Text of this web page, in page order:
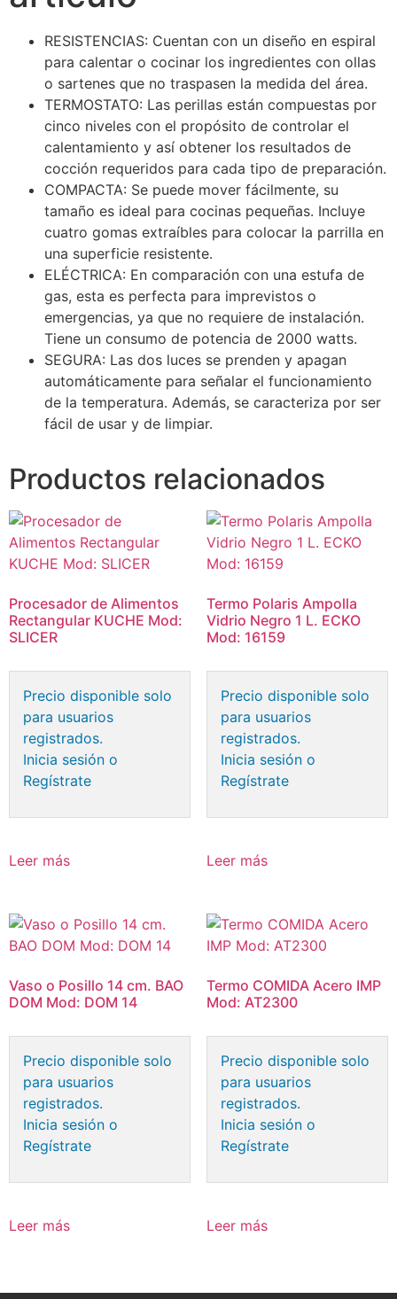
RESISTENCIAS: Cuentan con un diseño en espiral
para calentar o cocinar los ingredientes con ollas
o sartenes que no traspasen la medida del área.
TERMOSTATO: Las perillas están compuestas por
cinco niveles con el propósito de controlar el
calentamiento y así obtener los resultados de
cocción requeridos para cada tipo de preparación.
COMPACTA: Se puede mover fácilmente, su
tamaño es ideal para cocinas pequeñas. Incluye
cuatro gomas extraíbles para colocar la parrilla en
una superficie resistente.
ELÉCTRICA: En comparación con una estufa de
gas, esta es perfecta para imprevistos o
emergencias, ya que no requiere de instalación.
Tiene un consumo de potencia de 2000 watts.
SEGURA: Las dos luces se prenden y apagan
automáticamente para señalar el funcionamiento
de la temperatura. Además, se caracteriza por ser
fácil de usar y de limpiar.
Productos relacionados
Procesador de Alimentos
Rectangular KUCHE Mod:
SLICER
Precio disponible solo
para usuarios
registrados.
Inicia sesión o
Regístrate
Leer más
Termo Polaris Ampolla
Vidrio Negro 1 L. ECKO
Mod: 16159
Precio disponible solo
para usuarios
registrados.
Inicia sesión o
Regístrate
Leer más
Vaso o Posillo 14 cm. BAO
DOM Mod: DOM 14
Precio disponible solo
para usuarios
registrados.
Inicia sesión o
Regístrate
Leer más
Termo COMIDA Acero IMP
Mod: AT2300
Precio disponible solo
para usuarios
registrados.
Inicia sesión o
Regístrate
Leer más